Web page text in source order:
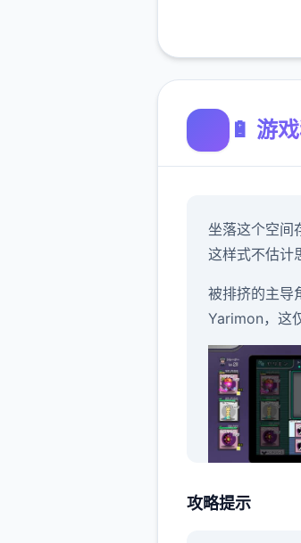
🔋 游
坐落这个空间
这样式不估计
被排挤的主导
Yarimon，这
不过这都是里
攻略提示